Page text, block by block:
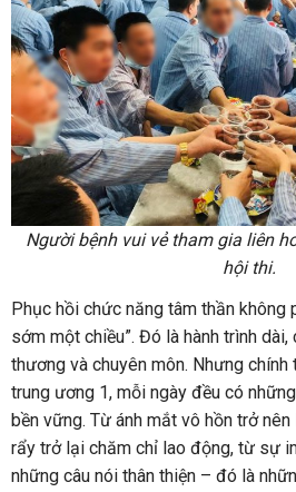
Người bệnh vui vẻ tham gia liên
hội thi.
Phục hồi chức năng tâm thần không
sớm một chiều”. Đó là hành trình
thương và chuyên môn. Nhưng chính
trung ương 1, mỗi ngày đều có
bền vững. Từ ánh mắt vô hồn trở
rẩy trở lại chăm chỉ lao động, từ sự
những câu nói thân thiện – đó là